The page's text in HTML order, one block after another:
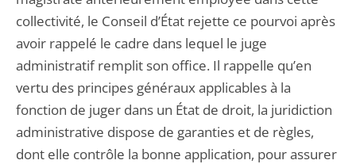
collectivité, le Conseil d’État rejette ce pourvoi après
avoir rappelé le cadre dans lequel le juge
administratif remplit son office. Il rappelle qu’en
vertu des principes généraux applicables à la
fonction de juger dans un État de droit, la juridiction
administrative dispose de garanties et de règles,
dont elle contrôle la bonne application, pour assurer